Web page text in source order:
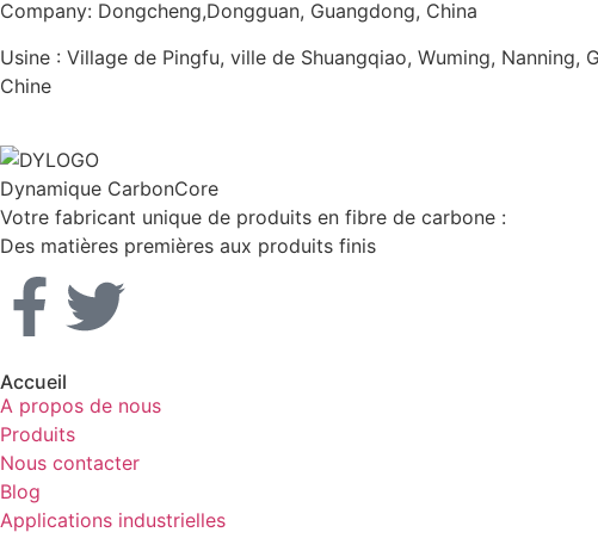
Company: Dongcheng,Dongguan, Guangdong, China
Usine : Village de Pingfu, ville de Shuangqiao, Wuming, Nanning,
Chine
Dynamique CarbonCore
Votre fabricant unique de produits en fibre de carbone :
Des matières premières aux produits finis
Accueil
A propos de nous
Produits
Nous contacter
Blog
Applications industrielles